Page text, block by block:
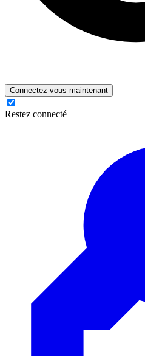
Connectez-vous maintenant
Restez connecté